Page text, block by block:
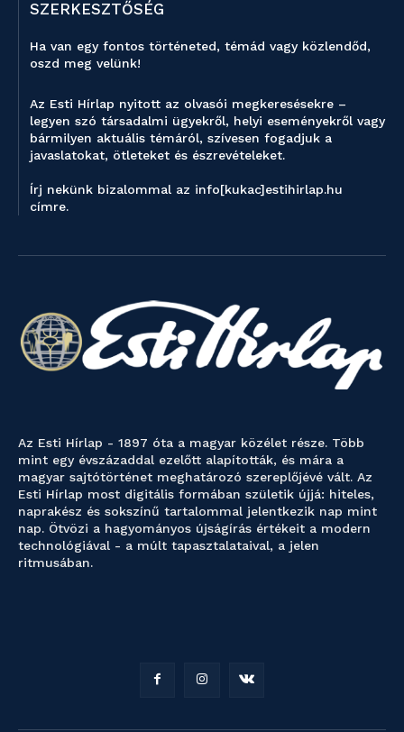
SZERKESZTŐSÉG
Ha van egy fontos történeted, témád vagy közlendőd,
oszd meg velünk!
Az Esti Hírlap nyitott az olvasói megkeresésekre –
legyen szó társadalmi ügyekről, helyi eseményekről vagy
bármilyen aktuális témáról, szívesen fogadjuk a
javaslatokat, ötleteket és észrevételeket.
Írj nekünk bizalommal az info[kukac]estihirlap.hu
címre.
Az Esti Hírlap - 1897 óta a magyar közélet része. Több
mint egy évszázaddal ezelőtt alapították, és mára a
magyar sajtótörténet meghatározó szereplőjévé vált. Az
Esti Hírlap most digitális formában születik újjá: hiteles,
naprakész és sokszínű tartalommal jelentkezik nap mint
nap. Ötvözi a hagyományos újságírás értékeit a modern
technológiával - a múlt tapasztalataival, a jelen
ritmusában.